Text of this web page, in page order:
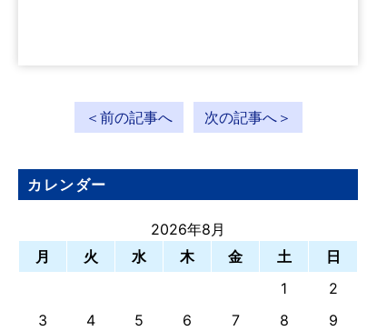
＜前の記事へ 次の記事へ＞
カレンダー
2026年8月
月
火 水 木 金 土
日
1
2
3
4 5 6 7 8
9